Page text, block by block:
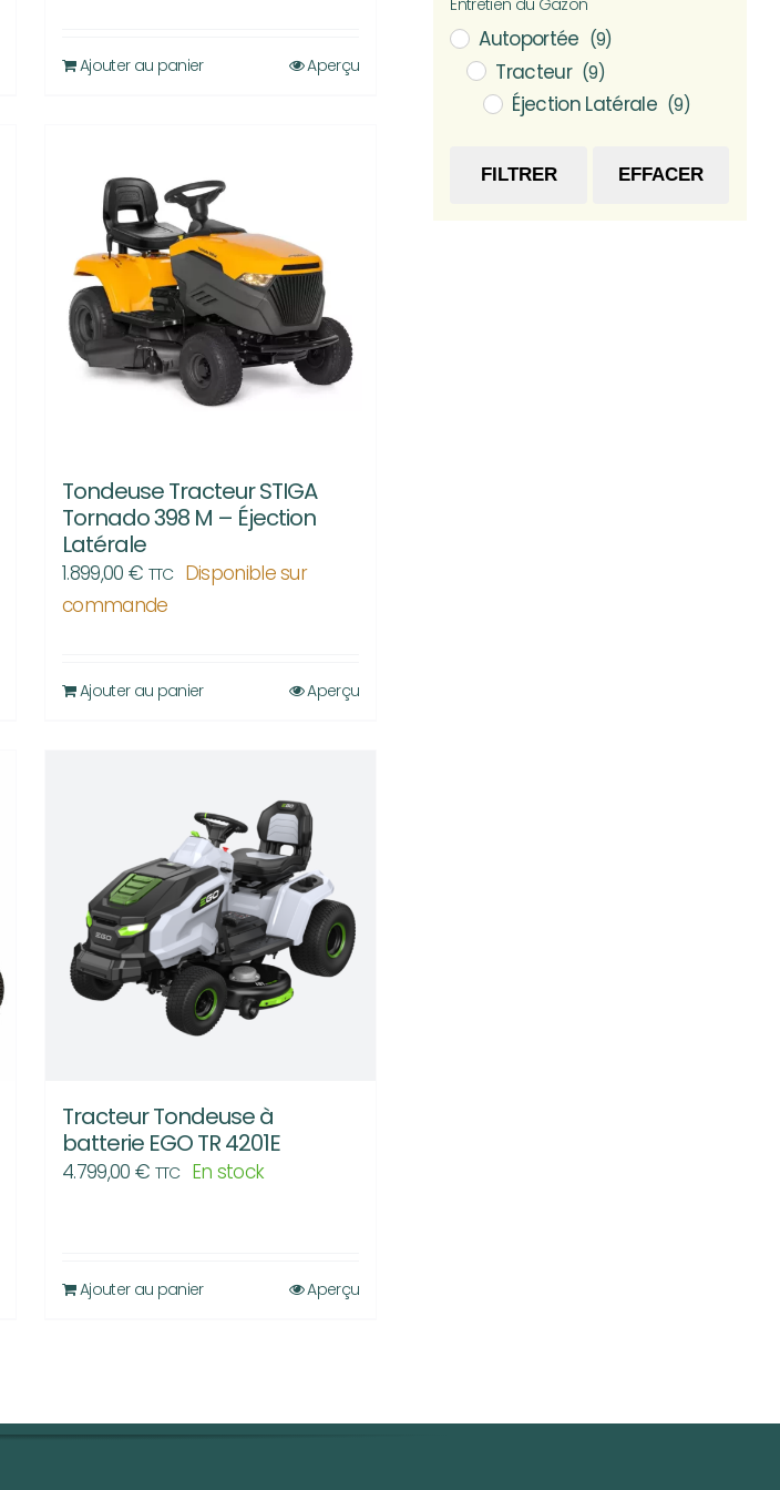
Ajouter au panier Aperçu
Tondeuse Tracteur STIGA
Tornado 398 M – Éjection
Latérale
1.899,00 € TTC Disponible sur
commande
Ajouter au panier Aperçu
Tracteur Tondeuse à
batterie EGO TR 4201E
4.799,00 € TTC En stock
Ajouter au panier Aperçu
Autoportée (9)
Tracteur (9)
Éjection Latérale (9)
FILTRER EFFACER